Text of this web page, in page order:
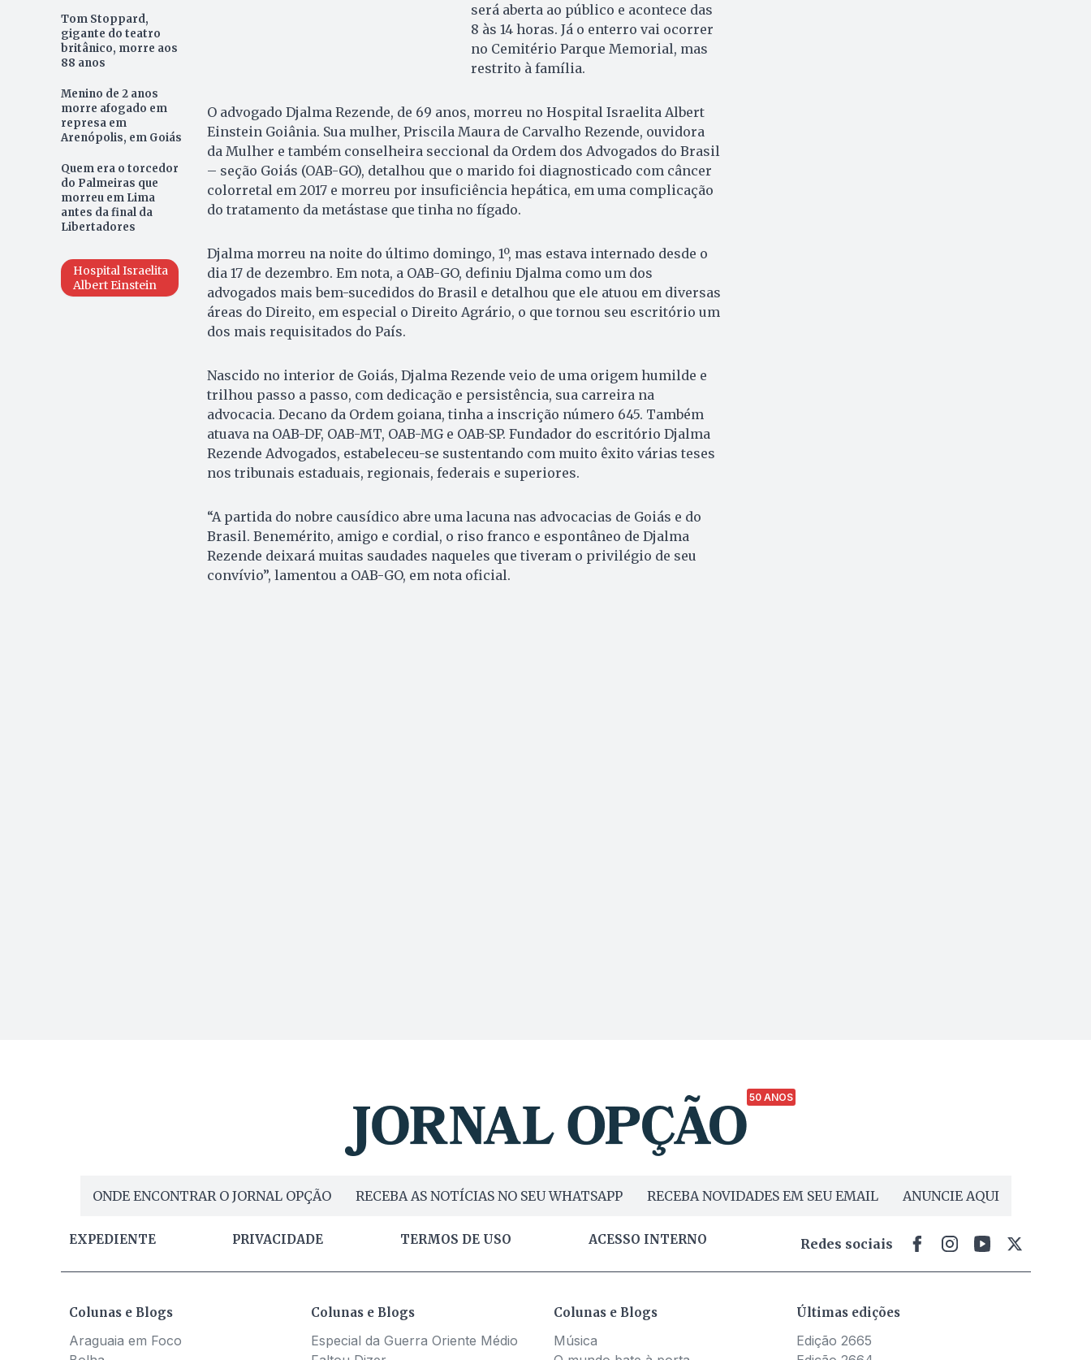
Tom Stoppard,
gigante do teatro
britânico, morre aos
88 anos
Menino de 2 anos
morre afogado em
represa em
Arenópolis, em Goiás
Quem era o torcedor
do Palmeiras que
morreu em Lima
antes da final da
Libertadores
Hospital Israelita
Albert Einstein
será aberta ao público e acontece das
8 às 14 horas. Já o enterro vai ocorrer
no Cemitério Parque Memorial, mas
restrito à família.
O advogado Djalma Rezende, de 69 anos, morreu no Hospital Israelita Albert
Einstein Goiânia. Sua mulher, Priscila Maura de Carvalho Rezende, ouvidora
da Mulher e também conselheira seccional da Ordem dos Advogados do Brasil
– seção Goiás (OAB-GO), detalhou que o marido foi diagnosticado com câncer
colorretal em 2017 e morreu por insuficiência hepática, em uma complicação
do tratamento da metástase que tinha no fígado.
Djalma morreu na noite do último domingo, 1º, mas estava internado desde o
dia 17 de dezembro. Em nota, a OAB-GO, definiu Djalma como um dos
advogados mais bem-sucedidos do Brasil e detalhou que ele atuou em diversas
áreas do Direito, em especial o Direito Agrário, o que tornou seu escritório um
dos mais requisitados do País.
Nascido no interior de Goiás, Djalma Rezende veio de uma origem humilde e
trilhou passo a passo, com dedicação e persistência, sua carreira na
advocacia. Decano da Ordem goiana, tinha a inscrição número 645. Também
atuava na OAB-DF, OAB-MT, OAB-MG e OAB-SP. Fundador do escritório Djalma
Rezende Advogados, estabeleceu-se sustentando com muito êxito várias teses
nos tribunais estaduais, regionais, federais e superiores.
“A partida do nobre causídico abre uma lacuna nas advocacias de Goiás e do
Brasil. Benemérito, amigo e cordial, o riso franco e espontâneo de Djalma
Rezende deixará muitas saudades naqueles que tiveram o privilégio de seu
convívio”, lamentou a OAB-GO, em nota oficial.
50 ANOS
ONDE ENCONTRAR O JORNAL OPÇÃO RECEBA AS NOTÍCIAS NO SEU WHATSAPP RECEBA NOVIDADES EM SEU EMAIL ANUNCIE AQUI
EXPEDIENTE PRIVACIDADE TERMOS DE USO ACESSO INTERNO Redes sociais
Colunas e Blogs
Araguaia em Foco
Colunas e Blogs
Especial da Guerra Oriente Médio
Colunas e Blogs
Música
Últimas edições
Edição 2665